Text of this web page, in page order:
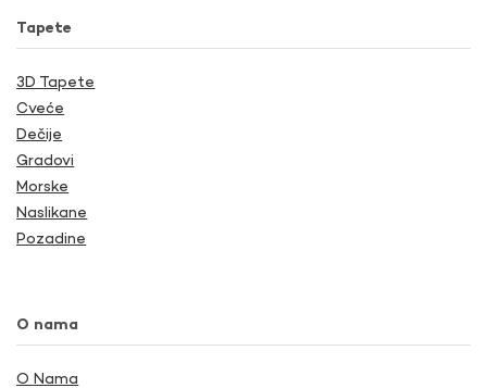
Tapete
3D Tapete
Cveće
Dečije
Gradovi
Morske
Naslikane
Pozadine
O nama
O Nama